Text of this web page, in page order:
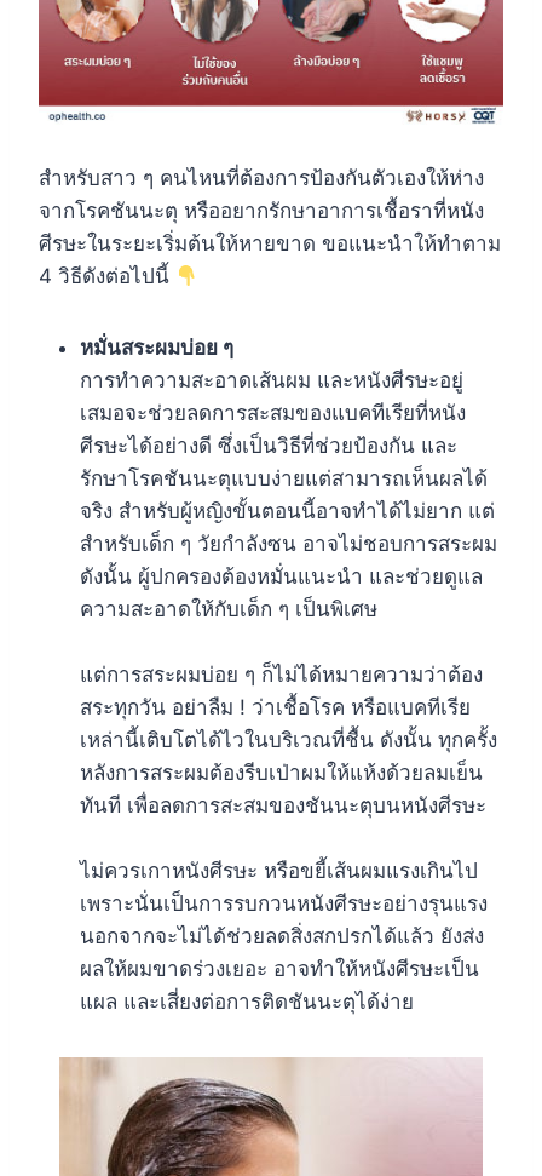
สำหรับสาว ๆ คนไหนที่ต้องการป้องกันตัวเองให้ห่าง
จากโรคชันนะตุ หรืออยากรักษาอาการเชื้อราที่หนัง
ศีรษะในระยะเริ่มต้นให้หายขาด ขอแนะนำให้ทำตาม
4 วิธีดังต่อไปนี้
หมั่นสระผมบ่อย ๆ
การทำความสะอาดเส้นผม และหนังศีรษะอยู่
เสมอจะช่วยลดการสะสมของแบคทีเรียที่หนัง
ศีรษะได้อย่างดี ซึ่งเป็นวิธีที่ช่วยป้องกัน และ
รักษาโรคชันนะตุแบบง่ายแต่สามารถเห็นผลได้
จริง สำหรับผู้หญิงขั้นตอนนี้อาจทำได้ไม่ยาก แต่
สำหรับเด็ก ๆ วัยกำลังซน อาจไม่ชอบการสระผม
ดังนั้น ผู้ปกครองต้องหมั่นแนะนำ และช่วยดูแล
ความสะอาดให้กับเด็ก ๆ เป็นพิเศษ
แต่การสระผมบ่อย ๆ ก็ไม่ได้หมายความว่าต้อง
สระทุกวัน อย่าลืม ! ว่าเชื้อโรค หรือแบคทีเรีย
เหล่านี้เติบโตได้ไวในบริเวณที่ชื้น ดังนั้น ทุกครั้ง
หลังการสระผมต้องรีบเป่าผมให้แห้งด้วยลมเย็น
ทันที เพื่อลดการสะสมของชันนะตุบนหนังศีรษะ
ไม่ควรเกาหนังศีรษะ หรือขยี้เส้นผมแรงเกินไป
เพราะนั่นเป็นการรบกวนหนังศีรษะอย่างรุนแรง
นอกจากจะไม่ได้ช่วยลดสิ่งสกปรกได้แล้ว ยังส่ง
ผลให้ผมขาดร่วงเยอะ อาจทำให้หนังศีรษะเป็น
แผล และเสี่ยงต่อการติดชันนะตุได้ง่าย